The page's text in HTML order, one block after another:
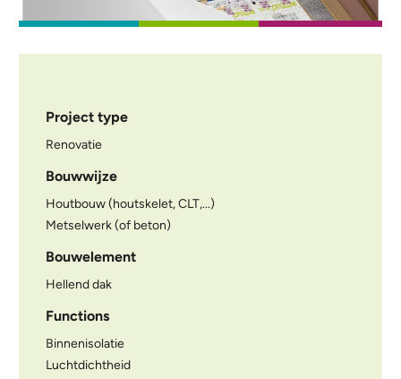
Project type
Renovatie
Bouwwijze
Houtbouw (houtskelet, CLT,...)
Metselwerk (of beton)
Bouwelement
Hellend dak
Functions
Binnenisolatie
Luchtdichtheid